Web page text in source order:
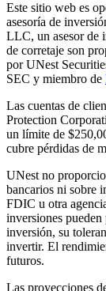
Este sitio web es
asesoría de
LLC, un asesor de
de corretaje son
por UNest
SEC y miembro de
Las cuentas de
Protection
un límite de
cubre pérdidas de
UNest no
bancarios ni sobre
FDIC u otra
inversiones
inversión, su
invertir. El
futuros.
Las proyecciones